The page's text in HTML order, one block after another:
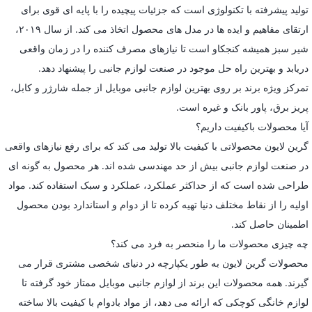
تولید پیشرفته با تکنولوژی است که جزئیات پیچیده را با پایه ای قوی برای
ارتقای مفاهیم و ایده ها در مدل های محصول اتخاذ می کند. از سال ۲۰۱۹،
شیر سبز همیشه کنجکاو است تا نیازهای مصرف کننده را در زمان واقعی
دریابد و بهترین راه حل موجود در صنعت لوازم جانبی را پیشنهاد دهد.
تمرکز ویژه برند بر روی بهترین لوازم جانبی موبایل از جمله شارژر و کابل،
پریز برق، پاور بانک و غیره است.
آیا محصولات باکیفیت داریم؟
گرین لایون محصولاتی با کیفیت بالا تولید می کند که برای رفع نیازهای واقعی
در صنعت لوازم جانبی بیش از حد مهندسی شده اند. هر محصول به گونه ای
طراحی شده است که از حداکثر عملکرد، عملکرد و سبک استفاده کند. مواد
اولیه را از نقاط مختلف دنیا تهیه کرده تا از دوام و استاندارد بودن محصول
اطمینان حاصل کند.
چه چیزی محصولات ما را منحصر به فرد می کند؟
محصولات گرین لایون به طور یکپارچه در دنیای شخصی مشتری قرار می
گیرند. همه محصولات این برند از لوازم جانبی موبایل ممتاز خود گرفته تا
لوازم خانگی کوچکی که ارائه می دهد، از مواد بادوام با کیفیت بالا ساخته